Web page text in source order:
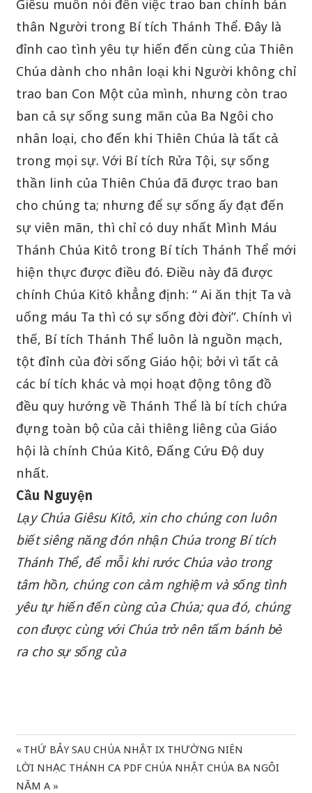
Giêsu muốn nói đến việc trao ban chính bản
thân Người trong Bí tích Thánh Thể. Đây là
đỉnh cao tình yêu tự hiến đến cùng của Thiên
Chúa dành cho nhân loại khi Người không chỉ
trao ban Con Một của mình, nhưng còn trao
ban cả sự sống sung mãn của Ba Ngôi cho
nhân loại, cho đến khi Thiên Chúa là tất cả
trong mọi sự. Với Bí tích Rửa Tội, sự sống
thần linh của Thiên Chúa đã được trao ban
cho chúng ta; nhưng để sự sống ấy đạt đến
sự viên mãn, thì chỉ có duy nhất Mình Máu
Thánh Chúa Kitô trong Bí tích Thánh Thể mới
hiện thực được điều đó. Điều này đã được
chính Chúa Kitô khẳng định: “ Ai ăn thịt Ta và
uống máu Ta thì có sự sống đời đời”. Chính vì
thế, Bí tích Thánh Thể luôn là nguồn mạch,
tột đỉnh của đời sống Giáo hội; bởi vì tất cả
các bí tích khác và mọi hoạt động tông đồ
đều quy hướng về Thánh Thể là bí tích chứa
đựng toàn bộ của cải thiêng liêng của Giáo
hội là chính Chúa Kitô, Đấng Cứu Độ duy
nhất.
Cầu Nguyện
Lạy Chúa Giêsu Kitô, xin cho chúng con luôn
biết siêng năng đón nhận Chúa trong Bí tích
Thánh Thể, để mỗi khi rước Chúa vào trong
tâm hồn, chúng con cảm nghiệm và sống tình
yêu tự hiến đến cùng của Chúa; qua đó, chúng
con được cùng với Chúa trở nên tấm bánh bẻ
ra cho sự sống của
Điều
hướng
Previous
Post:
THỨ BẢY SAU CHÚA NHẬT IX THƯỜNG NIÊN
Next
Post:
LỜI NHẠC THÁNH CA PDF CHÚA NHẬT CHÚA BA NGÔI
NĂM A